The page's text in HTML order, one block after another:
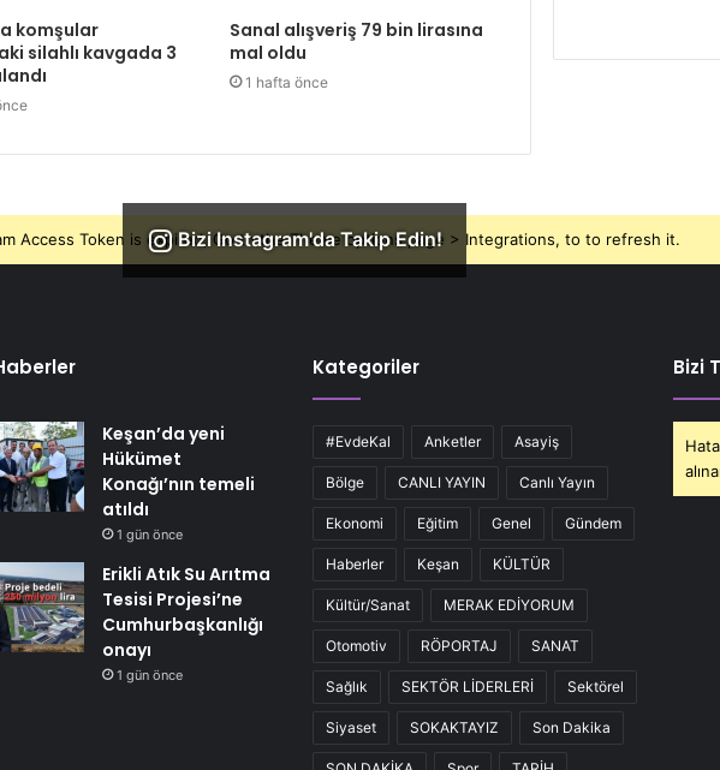
komşular
silahlı kavgada 3
Sanal alışveriş 79 bin lirasına
mal oldu
1 hafta önce
Bizi Instagram'da Takip Edin!
Access Token is expired, Go to the Theme options page > Integrations, to to refresh it.
Keşan’da yeni
Hükümet
Konağı’nın temeli
atıldı
1 gün önce
Erikli Atık Su Arıtma
Tesisi Projesi’ne
Cumhurbaşkanlığı
onayı
1 gün önce
Kategoriler
#EvdeKal Anketler Asayiş
Bölge CANLI YAYIN Canlı Yayın
Ekonomi Eğitim Genel Gündem
Haberler Keşan KÜLTÜR
Kültür/Sanat MERAK EDİYORUM
Otomotiv RÖPORTAJ SANAT
Sağlık SEKTÖR LİDERLERİ Sektörel
Siyaset SOKAKTAYIZ Son Dakika
Bizi